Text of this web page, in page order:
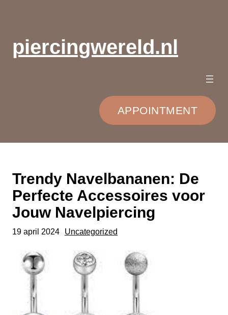
inhoudpiercingwereld.nl
APPOINTMENT
Trendy Navelbananen: De
Perfecte Accessoires voor
Jouw Navelpiercing
19 april 2024 Uncategorized